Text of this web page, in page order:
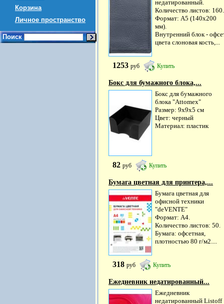
Корзина
Личное пространство
Поиск
недатированный.
Количество листов: 160.
Формат: А5 (140х200
мм).
Внутренний блок -
цвета слоновая кость,...
1253 руб Купить
Бокс для бумажного блока,...
Бокс для бумажного
блока "Attomex"
Размер: 9x9x5 см
Цвет: черный
Материал: пластик
82 руб Купить
Бумага цветная для принтера,...
Бумага цветная для
офисной техники
"deVENTE"
Формат: A4.
Количество листов: 50.
Бумага: офсетная,
плотностью 80 г/м2....
318 руб Купить
Ежедневник недатированный...
Ежедневник
недатированный Listoff